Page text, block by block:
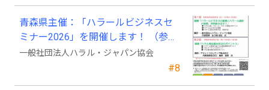
#8
青森県主催：「ハラールビジネスセ
ミナー2026」を開催します！ （参加
費無料）
一般社団法人ハラル・ジャパン協会